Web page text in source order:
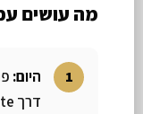
מה עושים
היום:
דרך Meta Business Suite